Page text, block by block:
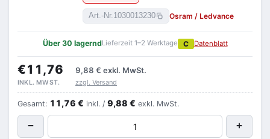
Art.-Nr.1030013230 Osram / Ledvance
Über 30 lagerndLieferzeit 1–2 Werktage C Datenblatt
€11,76 9,88 € exkl. MwSt.
INKL. MWST. zzgl. Versand
Gesamt: 11,76 € inkl. / 9,88 € exkl. MwSt.
− +